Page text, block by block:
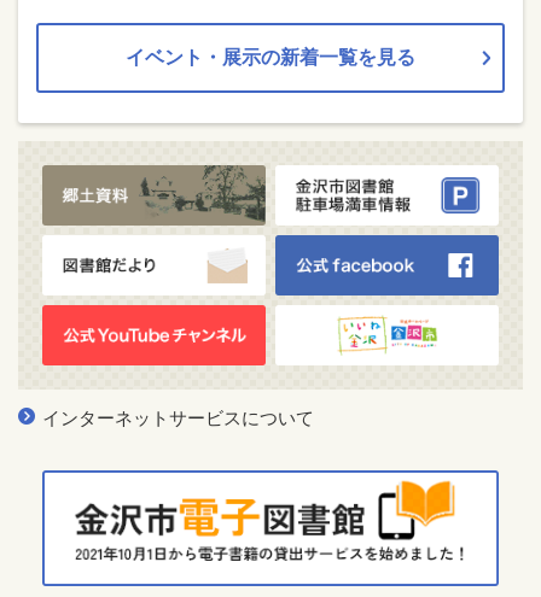
イベント・展示の新着一覧を見る
インターネットサービスについて